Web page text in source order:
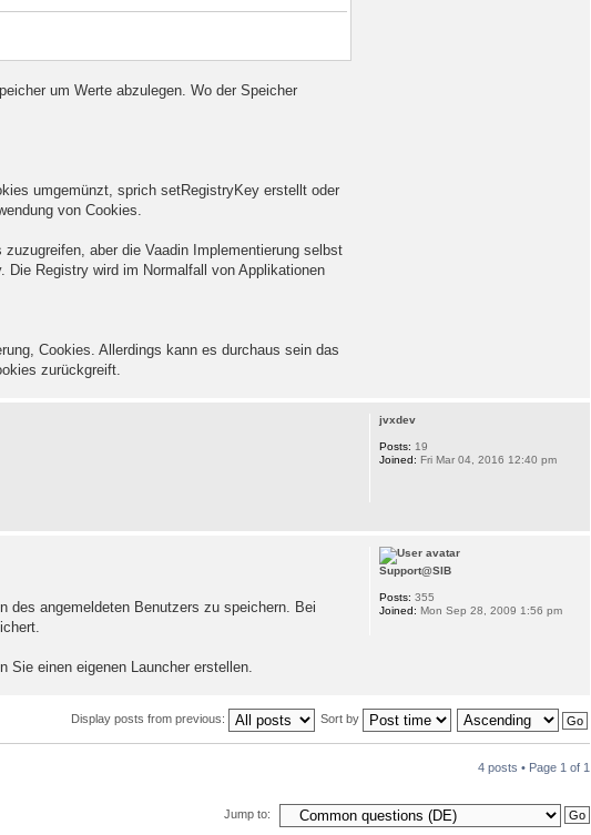
um Werte abzulegen. Wo der Speicher
umgemünzt, sprich setRegistryKey erstellt oder
von Cookies.
aber die Vaadin Implementierung selbst
Registry wird im Normalfall von Applikationen
Cookies. Allerdings kann es durchaus sein das
zurückgreift.
jvxdev
Posts: 19
Joined: Fri Mar 04, 2016 12:40 pm
des angemeldeten Benutzers zu speichern. Bei
Sie einen eigenen Launcher erstellen.
Support@SIB
Posts: 355
Joined: Mon Sep 28, 2009 1:56 pm
Display posts from previous: Sort by
4 posts • Page 1 of 1
Jump to: